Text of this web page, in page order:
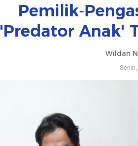
Pemilik-
'Predator Anak'
Wildan